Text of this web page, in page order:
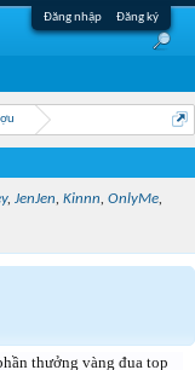
Đăng nhập Đăng ký
, JenJen, Kinnn, OnlyMe,
thưởng vàng đua top